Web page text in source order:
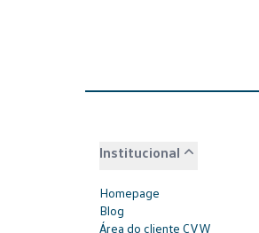
Institucional
Homepage
Blog
Área do cliente CVW